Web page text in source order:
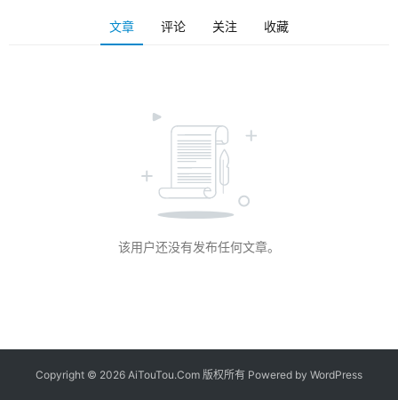
文章 评论 关注 收藏
该用户还没有发布任何文章。
Copyright © 2026 AiTouTou.Com 版权所有 Powered by WordPress